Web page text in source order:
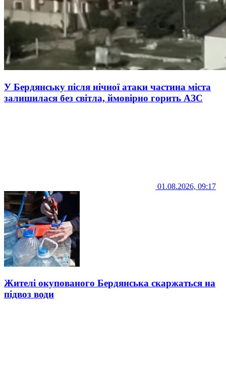
У Бердянську після нічної атаки частина міста
залишилася без світла, ймовірно горить АЗС
01.08.2026, 09:17
Жителі окупованого Бердянська скаржаться на
підвоз води